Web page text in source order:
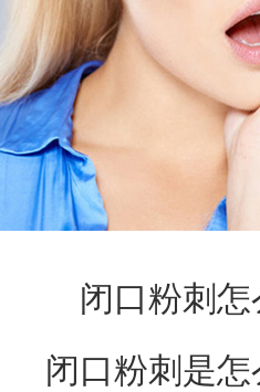
闭口粉刺
闭口粉刺是